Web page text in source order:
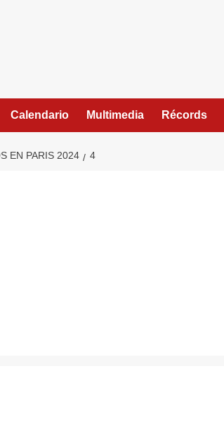
Calendario Multimedia Récords
EN PARIS 2024 4